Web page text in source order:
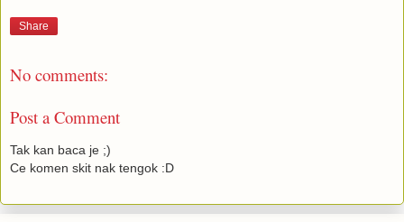
Share
No comments:
Post a Comment
Tak kan baca je ;)
Ce komen skit nak tengok :D